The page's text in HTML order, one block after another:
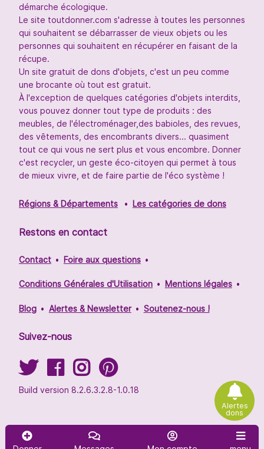
Alertes
dons
démarche écologique.
Le site toutdonner.com s'adresse à toutes les personnes
qui souhaitent se débarrasser de vieux objets ou les
personnes qui souhaitent en récupérer en faisant de la
récupe.
Un site gratuit de dons d'objets, c'est un peu comme
une brocante où tout est gratuit.
À l'exception de quelques catégories d'objets interdits,
vous pouvez donner tout type de produits : des
meubles, de l'électroménager,des babioles, des revues,
des vêtements, des encombrants divers... quasiment
tout ce qui vous ne sert plus et vous encombre. Donner
c'est recycler, un geste éco-citoyen qui permet à tous
de mieux vivre, et de faire partie de l'éco système !
Régions & Départements Les catégories de dons
Restons en contact
Contact Foire aux questions
Conditions Générales d'Utilisation Mentions légales
Blog Alertes & Newsletter Soutenez-nous !
Suivez-nous
Build version 8.2.6.3.2.8-1.0.18